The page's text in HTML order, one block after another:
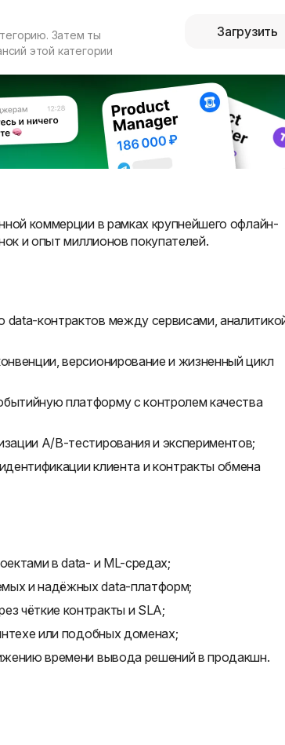
Затем ты
этой категории
Загрузить
коммерции в рамках крупнейшего офлайн-
и опыт миллионов покупателей.
контрактов между сервисами,
версионирование и жизненный цикл
платформу с контролем качества
A/B-тестирования и экспериментов;
клиента и контракты обмена
в data- и ML-средах;
и надёжных data-платформ;
чёткие контракты и SLA;
или подобных доменах;
времени вывода решений в продакшн.